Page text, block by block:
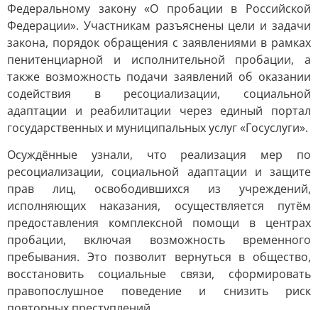
Федеральному закону «О пробации в Российской
Федерации». Участникам разъяснены цели и задачи
закона, порядок обращения с заявлениями в рамках
пенитенциарной и исполнительной пробации, а
также возможность подачи заявлений об оказании
содействия в ресоциализации, социальной
адаптации и реабилитации через единый портал
государственных и муниципальных услуг «Госуслуги».
Осуждённые узнали, что реализация мер по
ресоциализации, социальной адаптации и защите
прав лиц, освободившихся из учреждений,
исполняющих наказания, осуществляется путём
предоставления комплексной помощи в центрах
пробации, включая возможность временного
пребывания. Это позволит вернуться в общество,
восстановить социальные связи, сформировать
правопослушное поведение и снизить риск